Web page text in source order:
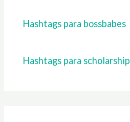
Hashtags para bossbabes
Hashtags para scholarship